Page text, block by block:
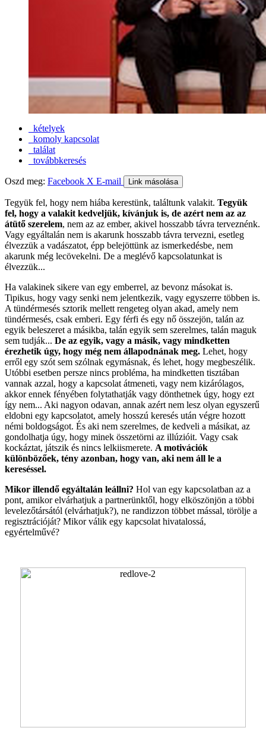
kételyek
komoly kapcsolat
találat
továbbkeresés
Oszd meg: Facebook X E-mail Link másolása
Tegyük fel, hogy nem hiába kerestünk, találtunk valakit. Tegyük
fel, hogy a valakit kedveljük, kívánjuk is, de azért nem az az
átütő szerelem, nem az az ember, akivel hosszabb távra terveznénk.
Vagy egyáltalán nem is akarunk hosszabb távra tervezni, esetleg
élvezzük a vadászatot, épp belejöttünk az ismerkedésbe, nem
akarunk még lecövekelni. De a meglévő kapcsolatunkat is
élvezzük...
Ha valakinek sikere van egy emberrel, az bevonz másokat is.
Tipikus, hogy vagy senki nem jelentkezik, vagy egyszerre többen is.
A tündérmesés sztorik mellett rengeteg olyan akad, amely nem
tündérmesés, csak emberi. Egy férfi és egy nő összejön, talán az
egyik beleszeret a másikba, talán egyik sem szerelmes, talán maguk
sem tudják... De az egyik, vagy a másik, vagy mindketten
érezhetik úgy, hogy még nem állapodnának meg. Lehet, hogy
erről egy szót sem szólnak egymásnak, és lehet, hogy megbeszélik.
Utóbbi esetben persze nincs probléma, ha mindketten tisztában
vannak azzal, hogy a kapcsolat átmeneti, vagy nem kizárólagos,
akkor ennek fényében folytathatják vagy dönthetnek úgy, hogy ezt
így nem... Aki nagyon odavan, annak azért nem lesz olyan egyszerű
eldobni egy kapcsolatot, amely hosszú keresés után végre hozott
némi boldogságot. És aki nem szerelmes, de kedveli a másikat, az
gondolhatja úgy, hogy minek összetörni az illúzióit. Vagy csak
kockáztat, játszik és nincs lelkiismerete. A motivációk
különbözőek, tény azonban, hogy van, aki nem áll le a
kereséssel.
Mikor illendő egyáltalán leállni? Hol van egy kapcsolatban az a
pont, amikor elvárhatjuk a partnerünktől, hogy elköszönjön a többi
levelezőtársától (elvárhatjuk?), ne randizzon többet mással, törölje a
regisztrációját? Mikor válik egy kapcsolat hivatalossá,
egyértelművé?